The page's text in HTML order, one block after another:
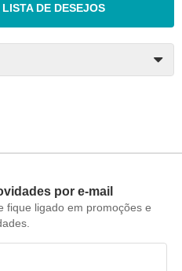
DE DESEJOS
por e-mail
fique ligado em promoções e